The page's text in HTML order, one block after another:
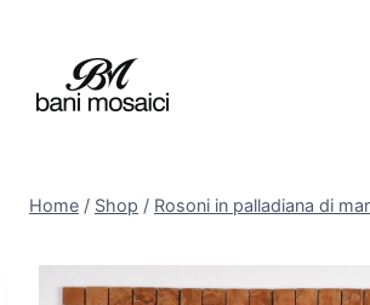
Home / Shop / Rosoni in palladiana di